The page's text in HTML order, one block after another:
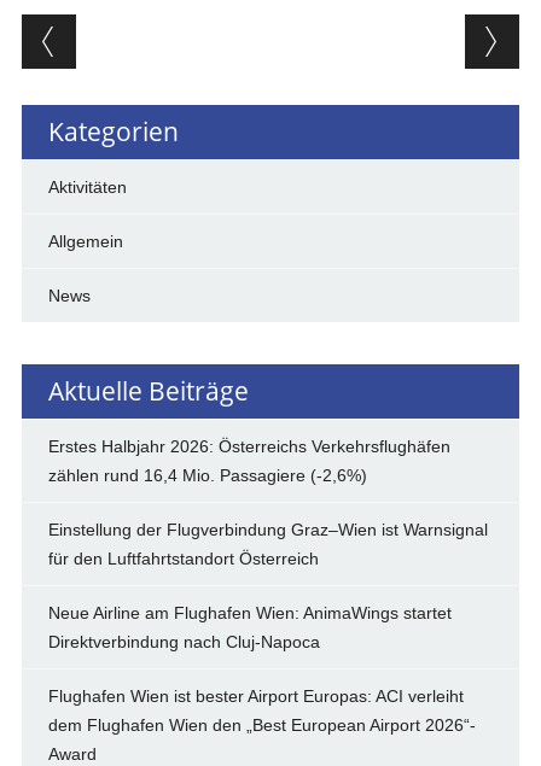
Beitragsnavigation
Kategorien
Aktivitäten
Allgemein
News
Aktuelle Beiträge
Erstes Halbjahr 2026: Österreichs Verkehrsflughäfen
zählen rund 16,4 Mio. Passagiere (-2,6%)
Einstellung der Flugverbindung Graz–Wien ist Warnsignal
für den Luftfahrtstandort Österreich
Neue Airline am Flughafen Wien: AnimaWings startet
Direktverbindung nach Cluj-Napoca
Flughafen Wien ist bester Airport Europas: ACI verleiht
dem Flughafen Wien den „Best European Airport 2026“-
Award